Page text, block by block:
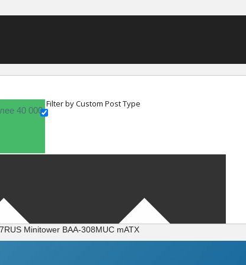
Filter by Custom Post Type
Minitower BAA-308MUC mATX